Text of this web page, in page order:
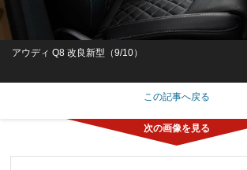
アウディ Q8 改良新型（9/10）
この記事へ戻る